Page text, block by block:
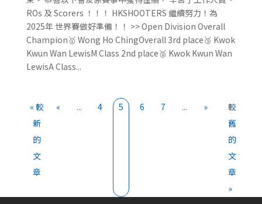
ROs 及 Scorers ！！！ HKSHOOTERS 繼續努力！為
2025年 世界賽做好準備！！ >> Open Division Overall
Champion🥇 Wong Ho ChingOverall 3rd place🥉 Kwok
Kwun Wan LewisM Class 2nd place🥈 Kwok Kwun Wan
LewisA Class...
« 較
新
的
文
章
« ... 4 5 6 7 ... »
較
舊
的
文
章
»